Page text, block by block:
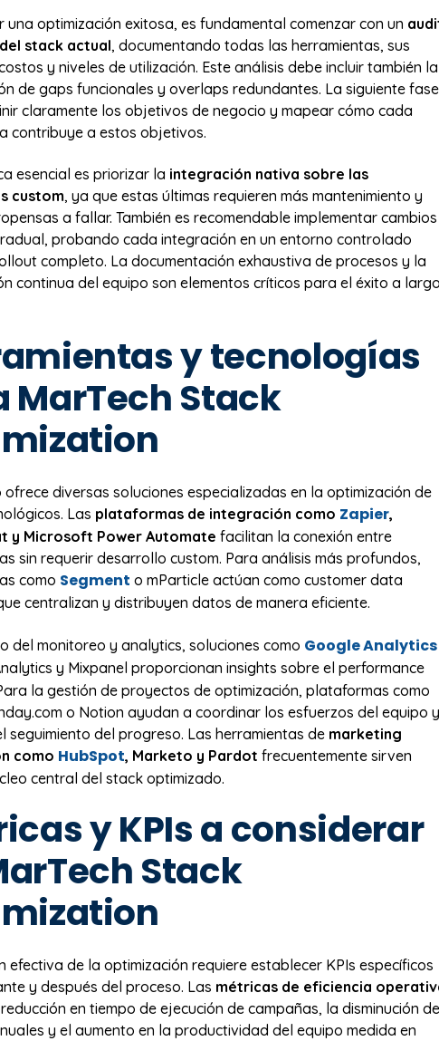
una optimización exitosa, es fundamental comenzar con un
stack actual, documentando todas las herramientas, sus
y niveles de utilización. Este análisis debe incluir también la
de gaps funcionales y overlaps redundantes. La siguiente fase
claramente los objetivos de negocio y mapear cómo cada
contribuye a estos objetivos.
esencial es priorizar la integración nativa sobre las
custom, ya que estas últimas requieren más mantenimiento y
a fallar. También es recomendable implementar cambios
probando cada integración en un entorno controlado
completo. La documentación exhaustiva de procesos y la
continua del equipo son elementos críticos para el éxito a largo
y tecnologías
MarTech Stack
ofrece diversas soluciones especializadas en la optimización de
Las plataformas de integración como Zapier,
y Microsoft Power Automate facilitan la conexión entre
sin requerir desarrollo custom. Para análisis más profundos,
como Segment o mParticle actúan como customer data
centralizan y distribuyen datos de manera eficiente.
del monitoreo y analytics, soluciones como Google Analytics
y Mixpanel proporcionan insights sobre el performance
la gestión de proyectos de optimización, plataformas como
o Notion ayudan a coordinar los esfuerzos del equipo y
seguimiento del progreso. Las herramientas de marketing
como HubSpot, Marketo y Pardot frecuentemente sirven
central del stack optimizado.
y KPIs a considerar
Stack
efectiva de la optimización requiere establecer KPIs específicos
y después del proceso. Las métricas de eficiencia
en tiempo de ejecución de campañas, la disminución de
y el aumento en la productividad del equipo medida en